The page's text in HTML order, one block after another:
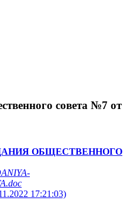
совета №7 от
ОБЩЕСТВЕННОГО
17:21:03)